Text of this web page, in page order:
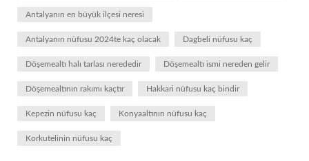
Antalyanın en büyük ilçesi neresi
Antalyanın nüfusu 2024te kaç olacak Dagbeli nüfusu kaç
Döşemealtı halı tarlası nerededir Döşemealtı ismi nereden gelir
Döşemealtının rakımı kaçtır Hakkari nüfusu kaç bindir
Kepezin nüfusu kaç Konyaaltının nüfusu kaç
Korkutelinin nüfusu kaç